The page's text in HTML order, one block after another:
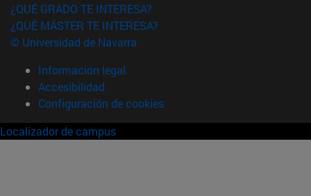
¿QUÉ GRADO TE INTERESA?
¿QUÉ MÁSTER TE INTERESA?
© Universidad de Navarra
Información legal
Accesibilidad
Configuración de cookies
Localizador de campus